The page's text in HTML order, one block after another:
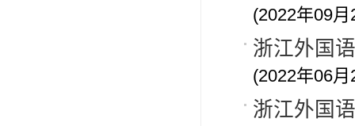
(2022年09月
浙江外国
(2022年06月
浙江外国